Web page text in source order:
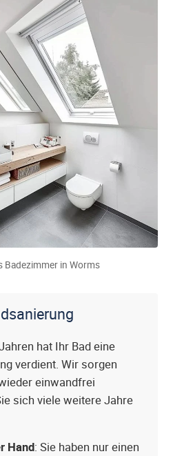
Badezimmer in Worms
hat Ihr Bad eine
verdient. Wir sorgen
einwandfrei
sich viele weitere Jahre
Hand: Sie haben nur einen